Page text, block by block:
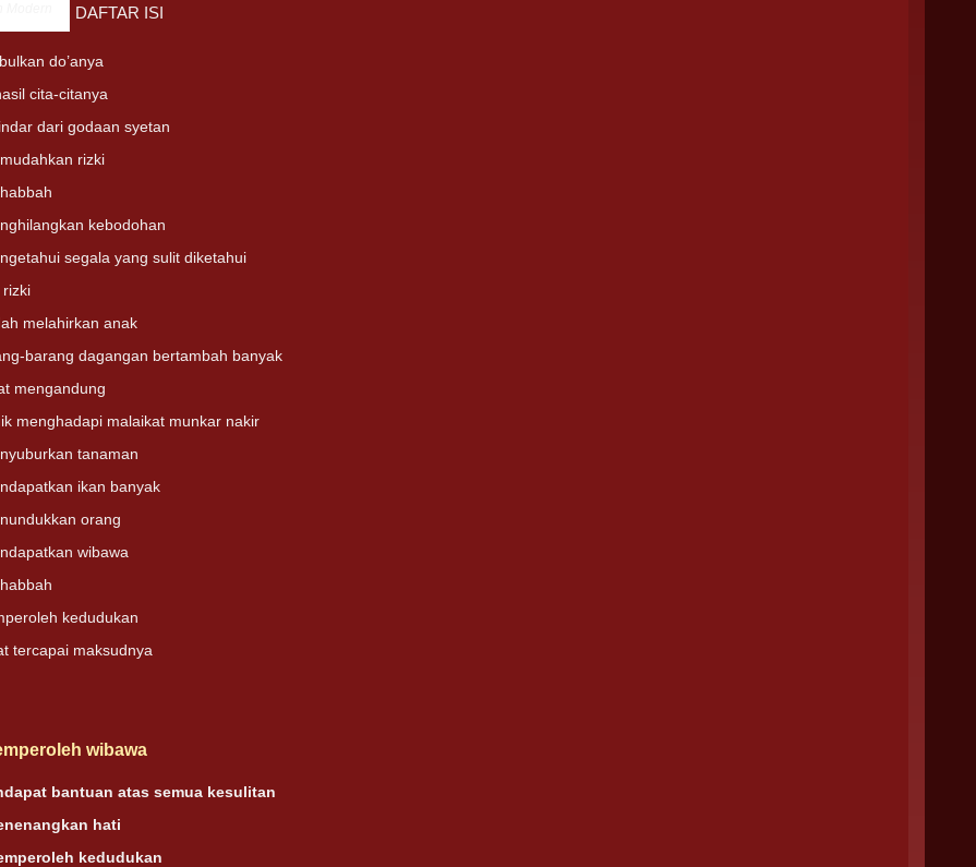
DAFTAR ISI
do’anya
cita-citanya
dari godaan syetan
rizki
kebodohan
segala yang sulit diketahui
rizki
melahirkan anak
barang dagangan bertambah banyak
mengandung
menghadapi malaikat munkar nakir
tanaman
ikan banyak
orang
wibawa
kedudukan
tercapai maksudnya
wibawa
bantuan atas semua kesulitan
hati
kedudukan